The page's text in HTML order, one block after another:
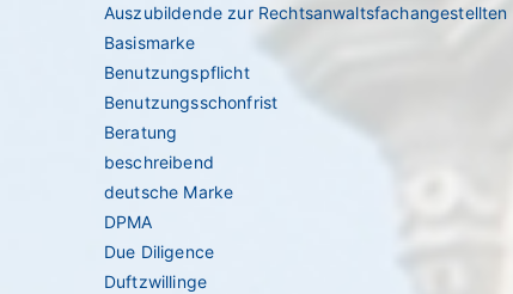
Auszubildende zur Rechtsanwaltsfachangestellten
Basismarke
Benutzungspflicht
Benutzungsschonfrist
Beratung
beschreibend
deutsche Marke
DPMA
Due Diligence
Duftzwillinge